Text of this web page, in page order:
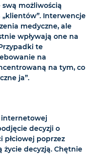
swą możliwością
Interwencje
medyczne, ale
wpływają one na
te
na
na tym, co
ja”.
internetowej
decyzji o
płciowej poprzez
życie decyzją. Chętnie